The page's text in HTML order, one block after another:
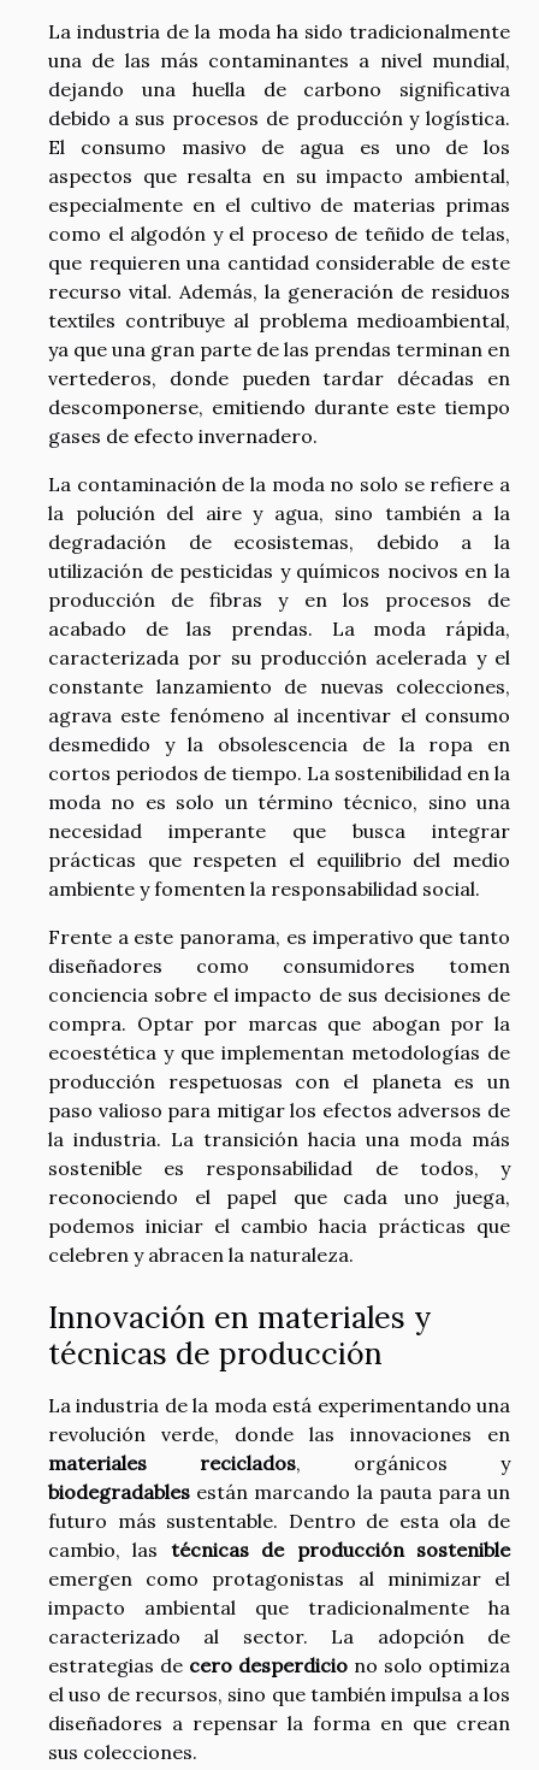
La industria de la moda ha sido tradicionalmente
una de las más contaminantes a nivel mundial,
dejando una huella de carbono significativa
debido a sus procesos de producción y logística.
El consumo masivo de agua es uno de los
aspectos que resalta en su impacto ambiental,
especialmente en el cultivo de materias primas
como el algodón y el proceso de teñido de telas,
que requieren una cantidad considerable de este
recurso vital. Además, la generación de residuos
textiles contribuye al problema medioambiental,
ya que una gran parte de las prendas terminan en
vertederos, donde pueden tardar décadas en
descomponerse, emitiendo durante este tiempo
gases de efecto invernadero.
La contaminación de la moda no solo se refiere a
la polución del aire y agua, sino también a la
degradación de ecosistemas, debido a la
utilización de pesticidas y químicos nocivos en la
producción de fibras y en los procesos de
acabado de las prendas. La moda rápida,
caracterizada por su producción acelerada y el
constante lanzamiento de nuevas colecciones,
agrava este fenómeno al incentivar el consumo
desmedido y la obsolescencia de la ropa en
cortos periodos de tiempo. La sostenibilidad en la
moda no es solo un término técnico, sino una
necesidad imperante que busca integrar
prácticas que respeten el equilibrio del medio
ambiente y fomenten la responsabilidad social.
Frente a este panorama, es imperativo que tanto
diseñadores como consumidores tomen
conciencia sobre el impacto de sus decisiones de
compra. Optar por marcas que abogan por la
ecoestética y que implementan metodologías de
producción respetuosas con el planeta es un
paso valioso para mitigar los efectos adversos de
la industria. La transición hacia una moda más
sostenible es responsabilidad de todos, y
reconociendo el papel que cada uno juega,
podemos iniciar el cambio hacia prácticas que
celebren y abracen la naturaleza.
Innovación en materiales y
técnicas de producción
La industria de la moda está experimentando una
revolución verde, donde las innovaciones en
materiales reciclados, orgánicos y
biodegradables están marcando la pauta para un
futuro más sustentable. Dentro de esta ola de
cambio, las técnicas de producción sostenible
emergen como protagonistas al minimizar el
impacto ambiental que tradicionalmente ha
caracterizado al sector. La adopción de
estrategias de cero desperdicio no solo optimiza
el uso de recursos, sino que también impulsa a los
diseñadores a repensar la forma en que crean
sus colecciones.